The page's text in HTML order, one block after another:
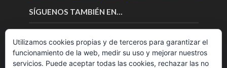
SÍGUENOS TAMBIÉN EN…
Utilizamos cookies propias y de terceros para garantizar el
funcionamiento de la web, medir su uso y mejorar nuestros
servicios. Puede aceptar todas las cookies, rechazar las no